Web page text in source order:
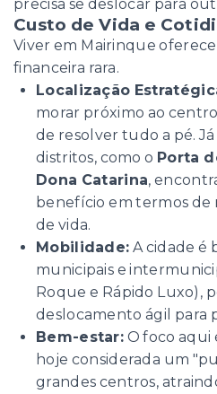
precisa se deslocar para
Custo de Vida e
Viver em Mairinque
financeira rara.
Localização
morar próximo ao
de resolver tudo a pé.
distritos, como o Porta
Dona Catarina,
benefício em termos
de vida.
Mobilidade: A cidade é
municipais e
Roque e Rápido Luxo),
deslocamento ágil para
Bem-estar: O foco aqui
hoje considerada um
grandes centros,